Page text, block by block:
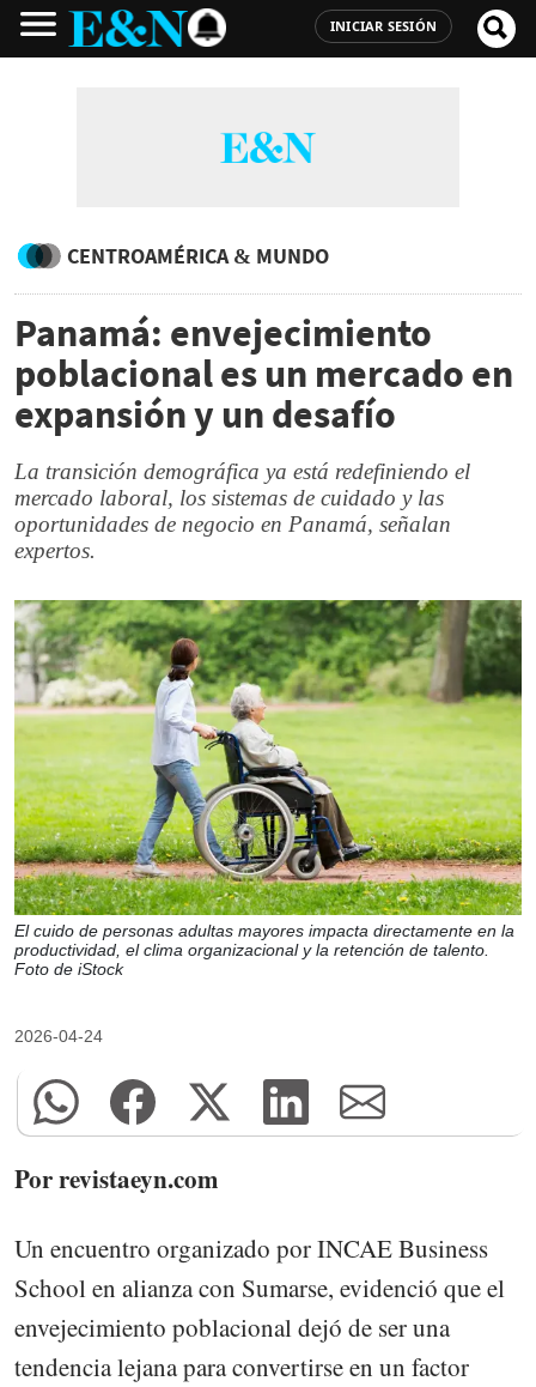
INICIAR SESIÓN
CENTROAMÉRICA & MUNDO
Panamá: envejecimiento
poblacional es un mercado en
expansión y un desafío
La transición demográfica ya está redefiniendo el
mercado laboral, los sistemas de cuidado y las
oportunidades de negocio en Panamá, señalan
expertos.
El cuido de personas adultas mayores impacta directamente en la
productividad, el clima organizacional y la retención de talento.
Foto de iStock
2026-04-24
Por revistaeyn.com
Un encuentro organizado por INCAE Business
School en alianza con Sumarse, evidenció que el
envejecimiento poblacional dejó de ser una
tendencia lejana para convertirse en un factor